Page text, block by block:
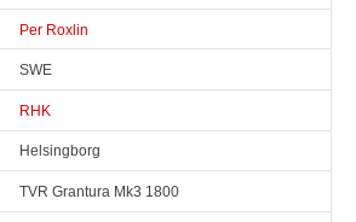
Per Roxlin
SWE
RHK
Helsingborg
TVR Grantura Mk3 1800